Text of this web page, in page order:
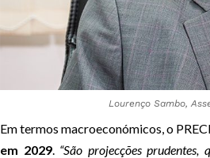
Lourenço Sambo,
Em termos macroeconómicos, o
em 2029. “São projecções